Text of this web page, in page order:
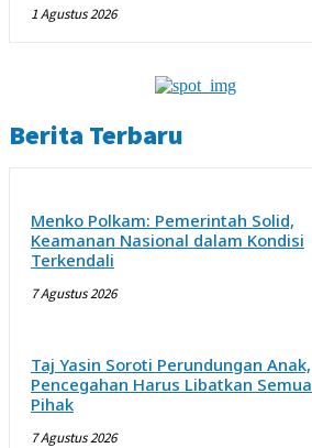
1 Agustus 2026
Berita Terbaru
Menko Polkam: Pemerintah Solid,
Keamanan Nasional dalam Kondisi
Terkendali
7 Agustus 2026
Taj Yasin Soroti Perundungan Anak,
Pencegahan Harus Libatkan Semua
Pihak
7 Agustus 2026